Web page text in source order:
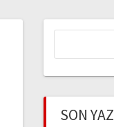
SON